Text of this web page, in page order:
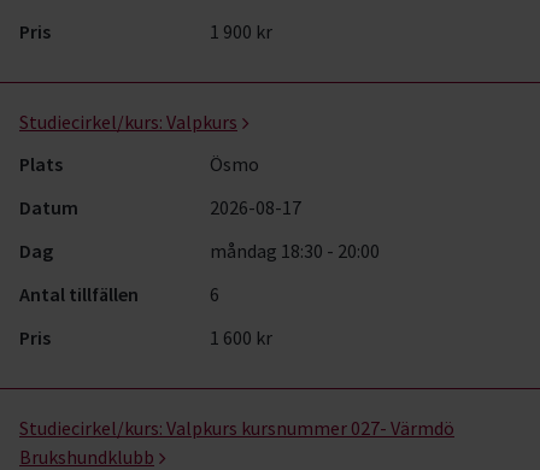
Pris
1 900 kr
Studiecirkel/kurs: Valpkurs
Plats
Ösmo
Datum
2026-08-17
Dag
måndag 18:30 - 20:00
Antal tillfällen
6
Pris
1 600 kr
Studiecirkel/kurs: Valpkurs kursnummer 027- Värmdö
Brukshundklubb